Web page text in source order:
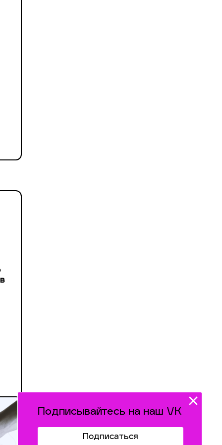
Подписывайтесь на наш VK
Подписаться